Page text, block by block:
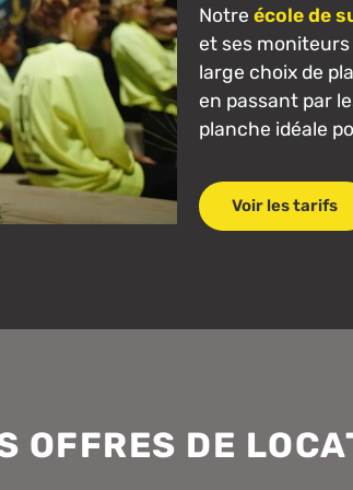
Notre école de
et ses
large choix de
en passant par
planche idéale
Voir les tarifs
OFFRES DE